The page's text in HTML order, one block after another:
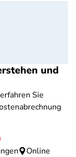
und
Sie
Online